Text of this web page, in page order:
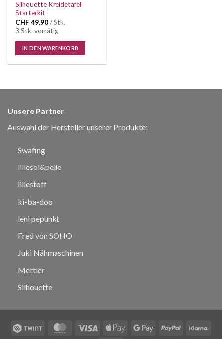
Silhouette Kreidetafel
Starterkit
CHF 49.90/ Stk.
3 Stk. vorrätig
IN DEN WARENKORB
Unsere Partner
Auswahl der Hersteller unserer Produkte:
Swafing
lillesol&pelle
lillestoff
ki-ba-doo
leni pepunkt
Fred von SOHO
Juki Nähmaschinen
Mettler
Silhouette
Twint MasterCard
Visa
Apple
Google PayPal